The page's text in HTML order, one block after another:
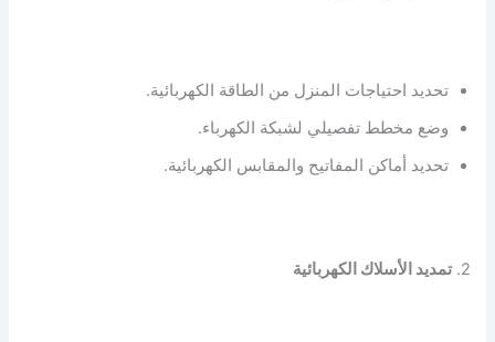
تحديد احتياجات المنزل من الطاقة الكهربائية.
وضع مخطط تفصيلي لشبكة الكهرباء.
تحديد أماكن المفاتيح والمقابس الكهربائية.
2. تمديد الأسلاك الكهربائية